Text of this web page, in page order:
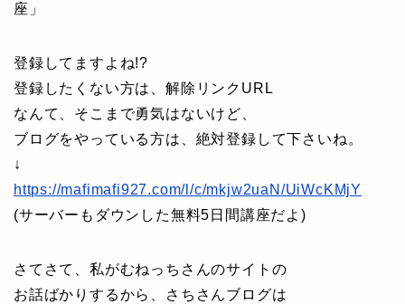
座」
登録してますよね!?
登録したくない方は、解除リンクURL
なんて、そこまで勇気はないけど、
ブログをやっている方は、絶対登録して下さいね。
↓
https://mafimafi927.com/l/c/mkjw2uaN/UiWcKMjY
(サーバーもダウンした無料5日間講座だよ)
さてさて、私がむねっちさんのサイトの
お話ばかりするから、さちさんブログは